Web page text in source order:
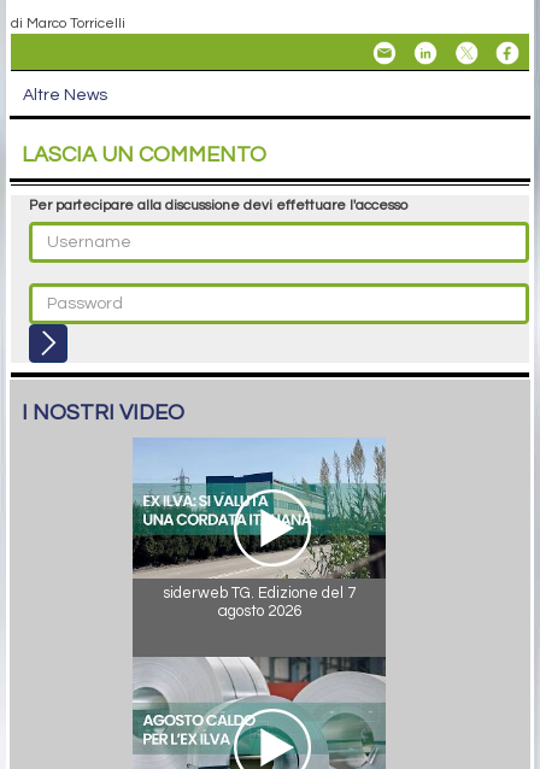
di Marco Torricelli
Altre News
LASCIA UN COMMENTO
Per partecipare alla discussione devi effettuare l'accesso
I NOSTRI VIDEO
siderweb TG. Edizione del 7
agosto 2026